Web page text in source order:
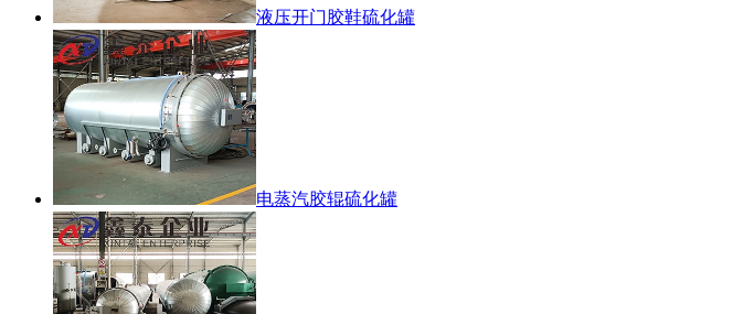
液压开门胶鞋硫化罐
电蒸汽胶辊硫化罐